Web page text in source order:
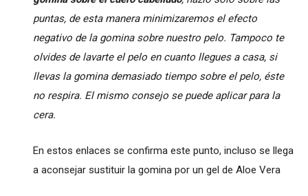
puntas, de esta manera minimizaremos el efecto
negativo de la gomina sobre nuestro pelo. Tampoco te
olvides de lavarte el pelo en cuanto llegues a casa, si
llevas la gomina demasiado tiempo sobre el pelo, éste
no respira. El mismo consejo se puede aplicar para la
cera.
En estos enlaces se confirma este punto, incluso se llega
a aconsejar sustituir la gomina por un gel de Aloe Vera